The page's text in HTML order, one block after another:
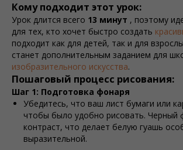
Кому подходит этот урок:
Урок длится всего 13 минут , поэтому
для тех, кто хочет быстро создать
подходит как для детей, так и для
станет дополнительным заданием для
изобразительного искусства.
Пошаговый процесс рисования:
Шаг 1: Подготовка фонаря
Убедитесь, что ваш лист бумаги или
чтобы было удобно рисовать. Черный
контраст, что делает белую гуашь
выразительной.